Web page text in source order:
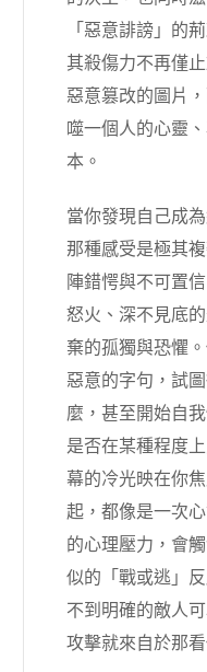
「惡意誹謗」的
其殺傷力不再僅
惡意篡改的圖片
噬一個人的心靈
本。
當你發現自己成
那種感受是極其
陣錯愕與不可置
怒火、深不見底
棄的孤獨與恐懼
惡意的字句，試
麼，甚至開始自
是否在某種程度
幕的冷光映在你
起，都像是一次
的心理壓力，會
似的「戰或逃」
不到明確的敵人
攻擊就來自於那